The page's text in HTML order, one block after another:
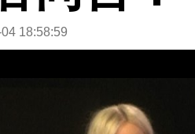
18:58:59